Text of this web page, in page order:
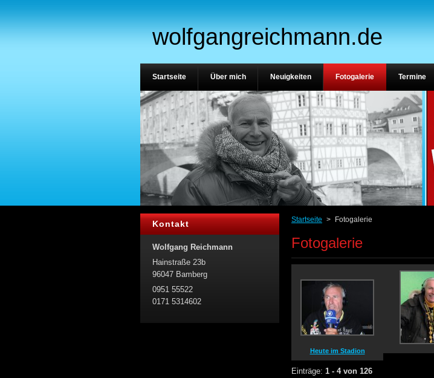
wolfgangreichmann.de
Startseite > Fotogalerie
Fotogalerie
Heute im Stadion
Einträge: 1 - 4 von 126
Kontakt
Wolfgang Reichmann
Hainstraße 23b
96047 Bamberg
0951 55522
0171 5314602
Startseite Über mich Neuigkeiten Fotogalerie Termine